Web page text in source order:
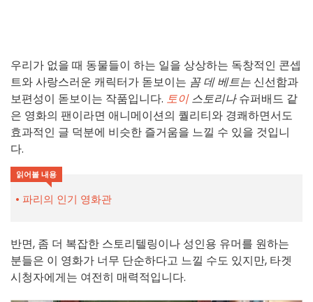
우리가 없을 때 동물들이 하는 일을 상상하는 독창적인 콘셉
트와 사랑스러운 캐릭터가 돋보이는 꼼 데 베트는 신선함과
보편성이 돋보이는 작품입니다. 토이 스토리나슈퍼배드 같
은 영화의 팬이라면 애니메이션의 퀄리티와 경쾌하면서도
효과적인 글 덕분에 비슷한 즐거움을 느낄 수 있을 것입니
다.
읽어볼 내용
파리의 인기 영화관
반면, 좀 더 복잡한 스토리텔링이나 성인용 유머를 원하는
분들은 이 영화가 너무 단순하다고 느낄 수도 있지만, 타겟
시청자에게는 여전히 매력적입니다.